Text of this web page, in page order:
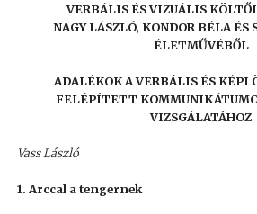
VERBÁLIS ÉS VIZUÁLIS
NAGY LÁSZLÓ, KONDOR BÉLA ÉS
ÉLETMŰVÉBŐL
ADALÉKOK A VERBÁLIS ÉS KÉPI
FELÉPÍTETT
VIZSGÁLATÁHOZ
Vass László
1. Arccal a tengernek